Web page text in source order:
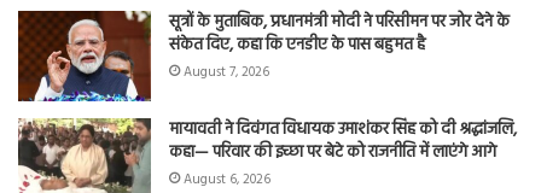
सूत्रों के मुताबिक, प्रधानमंत्री मोदी ने परिसीमन पर जोर देने के
संकेत दिए, कहा कि एनडीए के पास बहुमत है
August 7, 2026
मायावती ने दिवंगत विधायक उमाशंकर सिंह को दी श्रद्धांजलि,
कहा— परिवार की इच्छा पर बेटे को राजनीति में लाएंगे आगे
August 6, 2026